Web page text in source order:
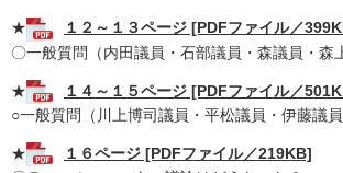
★
１２～１３ページ [PDFファイル／
〇一般質問（内田議員・石部議員・森議員・森
★
１４～１５ページ [PDFファイル／
○一般質問（川上博司議員・平松議員・伊藤議員
★
１６ページ [PDFファイル／219KB]